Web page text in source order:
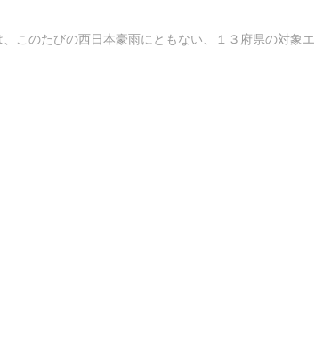
、このたびの西日本豪雨にともない、１３府県の対象